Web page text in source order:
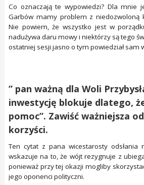
Co oznaczają te wypowiedzi? Dla mnie
Garbów mamy problem z niedozwoloną
Nie powiem, że wszystko jest w
nadużywa daru mowy i niektórzy są tego
ostatniej sesji jasno o tym powiedział sam
” pan ważną dla Woli
inwestycję blokuje dlatego,
pomoc”. Zawiść ważniejsza
korzyści.
Ten cytat z pana wicestarosty odsłania
wskazuje na to, że wójt rezygnuje z
ponieważ przy tej okazji mogliby
jego oponenci polityczni.